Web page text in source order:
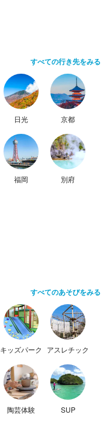
すべての行き先をみる
日光 京都
福岡 別府
すべてのあそびをみる
キッズパーク アスレチック
陶芸体験 SUP